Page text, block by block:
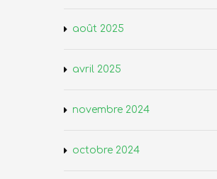
août 2025
avril 2025
novembre 2024
octobre 2024